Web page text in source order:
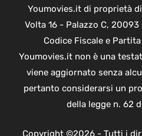
Youmovies.it di proprietà di
Volta 16 - Palazzo C,
Codice Fiscale e Partita
Youmovies.it non è una
viene aggiornato senza
pertanto considerarsi un
della legge n. 62
Copyright ©2026 - Tutti i